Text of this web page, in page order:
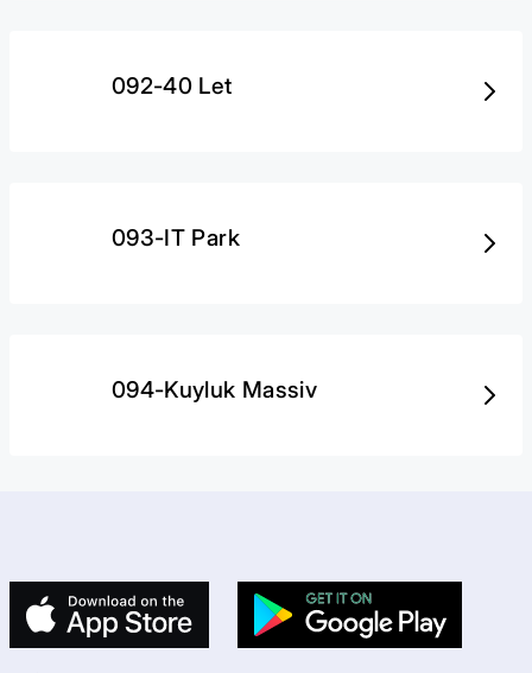
092-40 Let
093-IT Park
094-Kuyluk Massiv